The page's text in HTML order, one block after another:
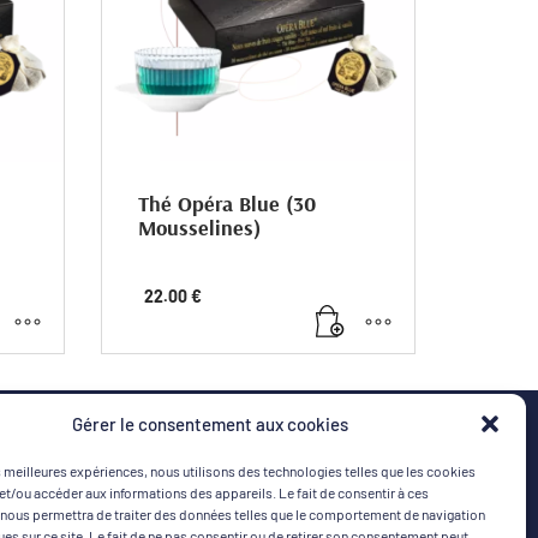
Gérer le consentement aux cookies
meilleures expériences, nous utilisons des technologies telles que les cookies
ou accéder aux informations des appareils. Le fait de consentir à ces
permettra de traiter des données telles que le comportement de navigation
Thé Opéra Blue (30
Mousselines)
captivant, célèbre le charme intense de
l’opéra. Avec des notes de vanille, de
fruits rouges et une gourmandise
expérience fascinante et sensuelle, telle
22.00€